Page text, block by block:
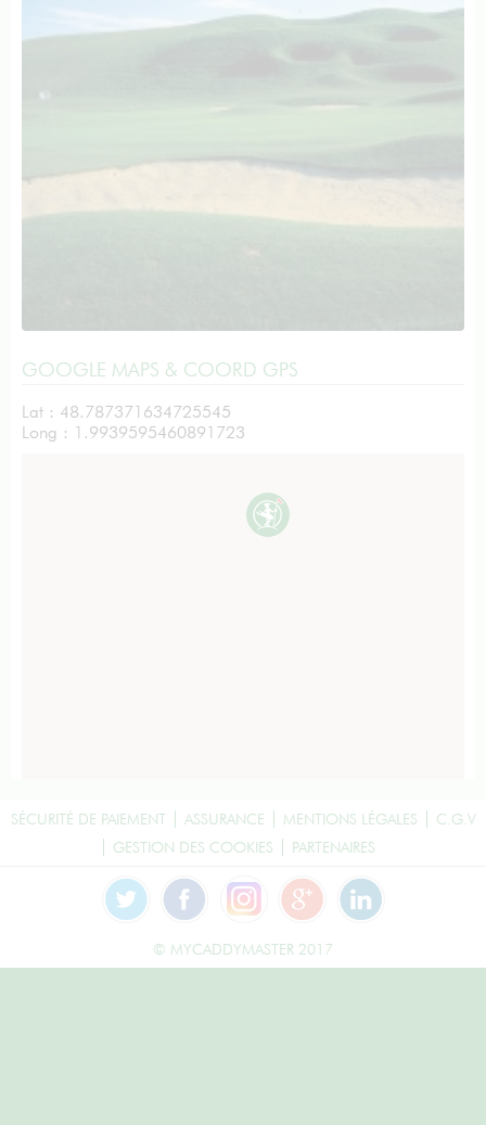
GOOGLE MAPS & COORD GPS
Lat : 48.787371634725545
Long : 1.9939595460891723
SÉCURITÉ DE PAIEMENT ASSURANCE MENTIONS LÉGALES
C.G.V
GESTION DES COOKIES
PARTENAIRES
© MYCADDYMASTER 2017